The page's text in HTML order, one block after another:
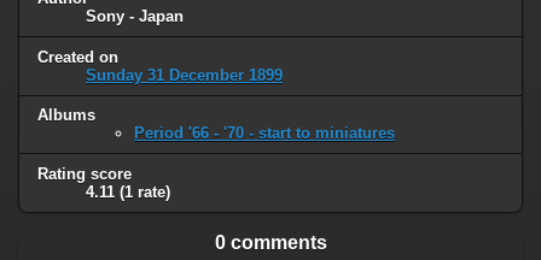
Sony - Japan
Created on
Sunday 31 December 1899
Albums
Period '66 - '70 - start to miniatures
Rating score
4.11 (1 rate)
0 comments